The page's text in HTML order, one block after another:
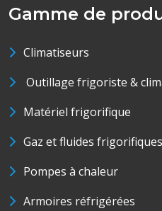
Gamme de
Climatiseurs
Outillage frigoriste &
Matériel frigorifique
Gaz et fluides frigorifiques
Pompes à chaleur
Armoires réfrigérées